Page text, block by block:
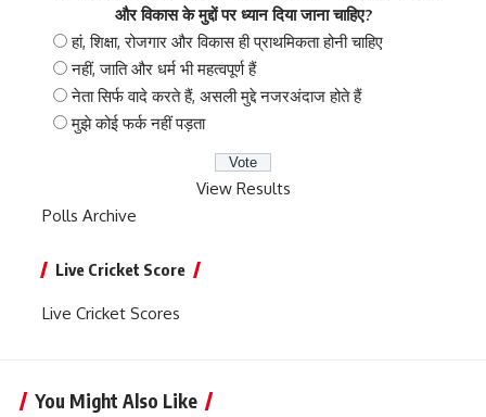
और विकास के मुद्दों पर ध्यान दिया जाना चाहिए?
हां, शिक्षा, रोजगार और विकास ही प्राथमिकता होनी चाहिए
नहीं, जाति और धर्म भी महत्वपूर्ण हैं
नेता सिर्फ वादे करते हैं, असली मुद्दे नजरअंदाज होते हैं
मुझे कोई फर्क नहीं पड़ता
View Results
Polls Archive
Live Cricket Score
Live Cricket Scores
You Might Also Like